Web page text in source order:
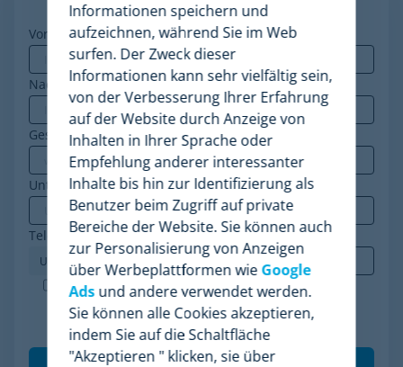
Vorname*
Nachname
Geschäfts-E-Mail*
Unternehmen*
Telefon*
Minderest ist ein nach ISO-27001 zertifiziertes
Unternehmen. Ich akzeptiere die Verarbeitung
meiner Daten gemäß derDatenschutzrichtlinie
Informationen speichern und
aufzeichnen, während Sie im Web
surfen. Der Zweck dieser
Informationen kann sehr vielfältig sein,
von der Verbesserung Ihrer Erfahrung
auf der Website durch Anzeige von
Inhalten in Ihrer Sprache oder
Empfehlung anderer interessanter
Inhalte bis hin zur Identifizierung als
Benutzer beim Zugriff auf private
Bereiche der Website. Sie können auch
zur Personalisierung von Anzeigen
über Werbeplattformen wie Google
Adsund andere verwendet werden.
Sie können alle Cookies akzeptieren,
indem Sie auf die Schaltfläche
"Akzeptieren " klicken, sie über